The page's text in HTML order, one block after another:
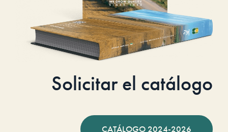
Solicitar el catálogo
CATÁLOGO 2024-2026